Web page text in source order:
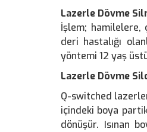
Lazerle Dövme
İşlem; hamilelere,
deri hastalığı
yöntemi 12 yaş
Lazerle Dövme
Q-switched
içindeki boya
dönüşür. Isınan